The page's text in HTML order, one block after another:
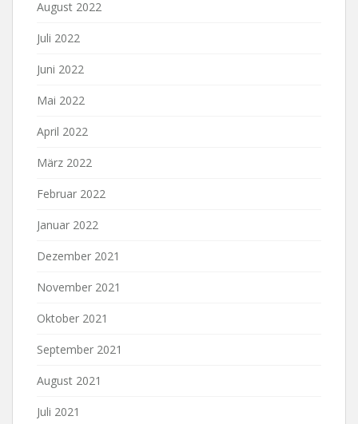
August 2022
Juli 2022
Juni 2022
Mai 2022
April 2022
März 2022
Februar 2022
Januar 2022
Dezember 2021
November 2021
Oktober 2021
September 2021
August 2021
Juli 2021